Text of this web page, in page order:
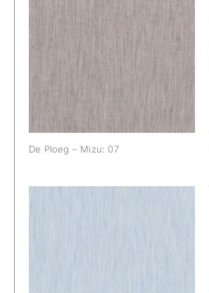
De Ploeg – Mizu: 07
De Ploeg – Mizu: 07